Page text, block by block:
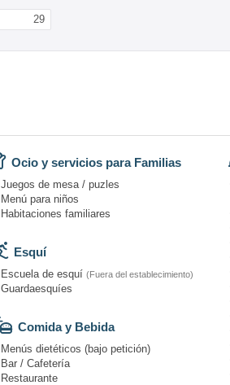
29
Ocio y servicios para Familias
Juegos de mesa / puzles
Menú para niños
Habitaciones familiares
Esquí
Escuela de esquí (Fuera del establecimiento)
Guardaesquíes
Comida y Bebida
Menús dietéticos (bajo petición)
Bar / Cafetería
Restaurante